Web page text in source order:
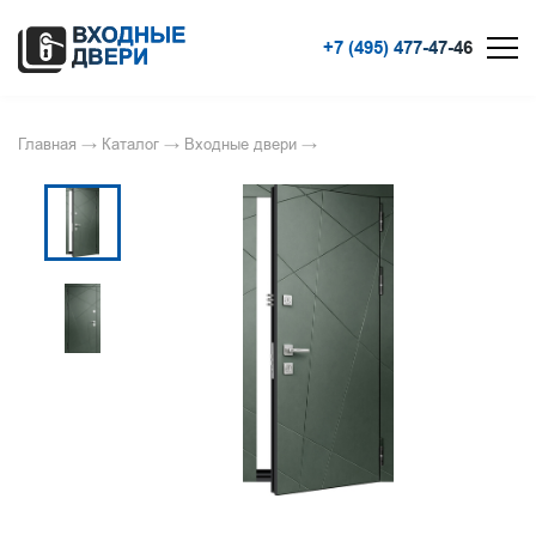
+7 (495) 477-47-46
Главная → Каталог → Входные двери →